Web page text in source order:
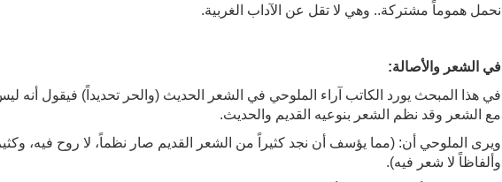
نحمل هموماً مشتركة.. وهي لا تقل عن الآداب الغربية.
في الشعر والأصالة:
في هذا المبحث يورد الكاتب آراء الملوحي في الشعر الحديث (والحر تحديداً) فيقول أنه
مع الشعر وقد نظم الشعر بنوعيه القديم والحديث.
ويرى الملوحي أن: (مما يؤسف أن نجد كثيراً من الشعر القديم صار نظماً، لا روح فيه،
وألفاظاً لا شعر فيه).